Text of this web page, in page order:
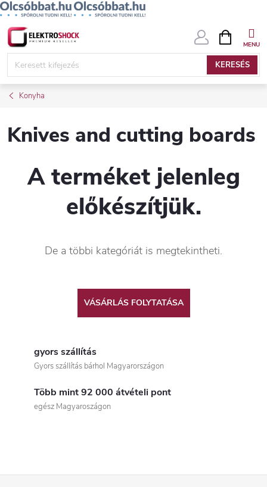
Ugrás
KERESÉS
KOSÁR
Konyha
Knives and cutting boards
A terméket jelenleg
előkészítjük.
De a többi kategóriát is megtekintheti.
VÁSÁRLÁS FOLYTATÁSA
gyors szállítás
Gyors szállítás bárhol Magyarországon
Több mint 92 000 átvételi pont
egész Magyaroszágon